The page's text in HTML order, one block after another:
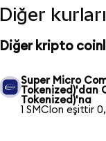
Diğer
Diğer kripto
Super Micro
Tokenized)'dan
Tokenized)'na
1 SMCIon eşittir